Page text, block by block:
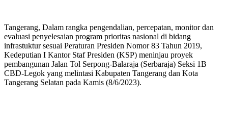
Tangerang, Dalam rangka pengendalian, percepatan, monitor dan
evaluasi penyelesaian program prioritas nasional di bidang
infrastuktur sesuai Peraturan Presiden Nomor 83 Tahun 2019,
Kedeputian I Kantor Staf Presiden (KSP) meninjau proyek
pembangunan Jalan Tol Serpong-Balaraja (Serbaraja) Seksi 1B
CBD-Legok yang melintasi Kabupaten Tangerang dan Kota
Tangerang Selatan pada Kamis (8/6/2023).